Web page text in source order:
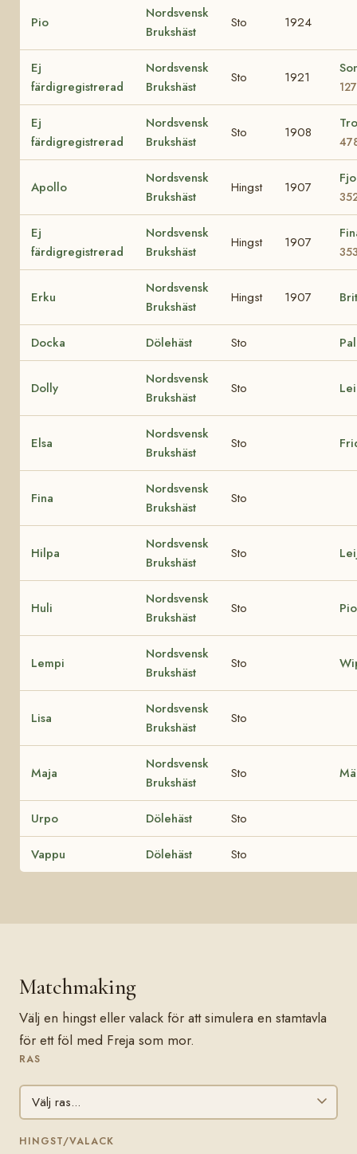
Pio
Nordsvensk
Brukshäst
Sto 1924
Ej
färdigregistrerad
Nordsvensk
Brukshäst
Sto 1921
Ej
färdigregistrerad
Nordsvensk
Brukshäst
Sto 1908
Apollo
Nordsvensk
Brukshäst
Hingst 1907
Ej
färdigregistrerad
Nordsvensk
Brukshäst
Hingst 1907
Erku
Nordsvensk
Brukshäst
Hingst 1907
Docka Dölehäst Sto
Dolly
Nordsvensk
Brukshäst
Sto
Elsa
Nordsvensk
Brukshäst
Sto
Fina
Nordsvensk
Brukshäst
Sto
Hilpa
Nordsvensk
Brukshäst
Sto
Huli
Nordsvensk
Brukshäst
Sto Pio
Lempi
Nordsvensk
Brukshäst
Sto
Lisa
Nordsvensk
Brukshäst
Sto
Maja
Nordsvensk
Brukshäst
Sto
Urpo Dölehäst Sto
Vappu Dölehäst Sto
Matchmaking
Välj en hingst eller valack för att simulera en stamtavla
för ett föl med Freja som mor.
RAS
HINGST/VALACK